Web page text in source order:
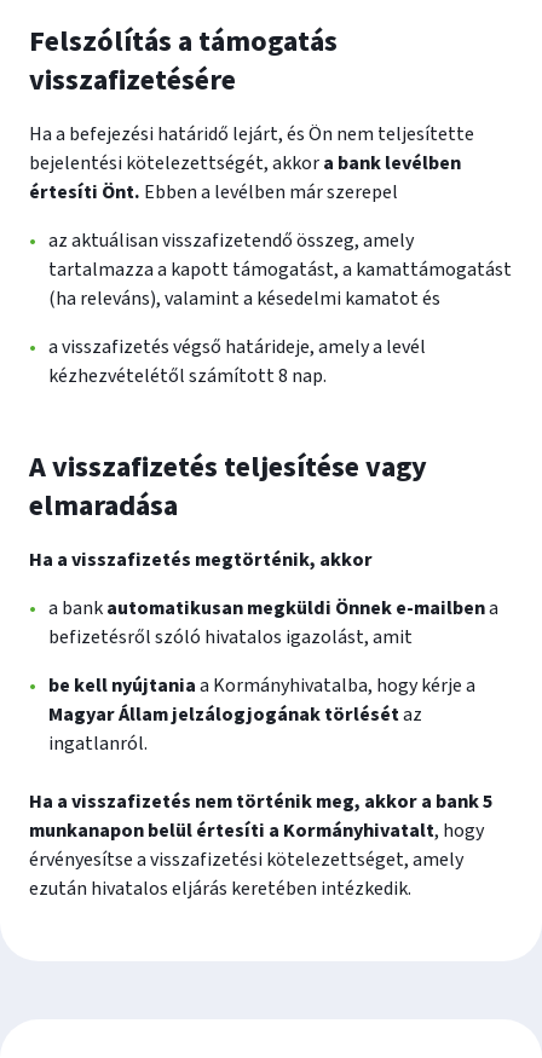
Felszólítás a támogatás
visszafizetésére
Ha a befejezési határidő lejárt, és Ön nem teljesítette
bejelentési kötelezettségét, akkora bank levélben
értesíti Önt. Ebben a levélben már szerepel
az aktuálisan visszafizetendő összeg, amely
tartalmazza a kapott támogatást, a kamattámogatást
(ha releváns), valamint a késedelmi kamatot és
a visszafizetés végső határideje, amely a levél
kézhezvételétől számított 8 nap.
A visszafizetés teljesítése vagy
elmaradása
Ha a visszafizetés megtörténik, akkor
a bankautomatikusan megküldi Önnek e-mailbena
befizetésről szóló hivatalos igazolást, amit
be kell nyújtaniaa Kormányhivatalba, hogy kérje a
Magyar Állam jelzálogjogának törlésétaz
ingatlanról.
Ha a visszafizetés nem történik meg, akkor a bank 5
munkanapon belül értesíti a Kormányhivatalt, hogy
érvényesítse a visszafizetési kötelezettséget, amely
ezután hivatalos eljárás keretében intézkedik.